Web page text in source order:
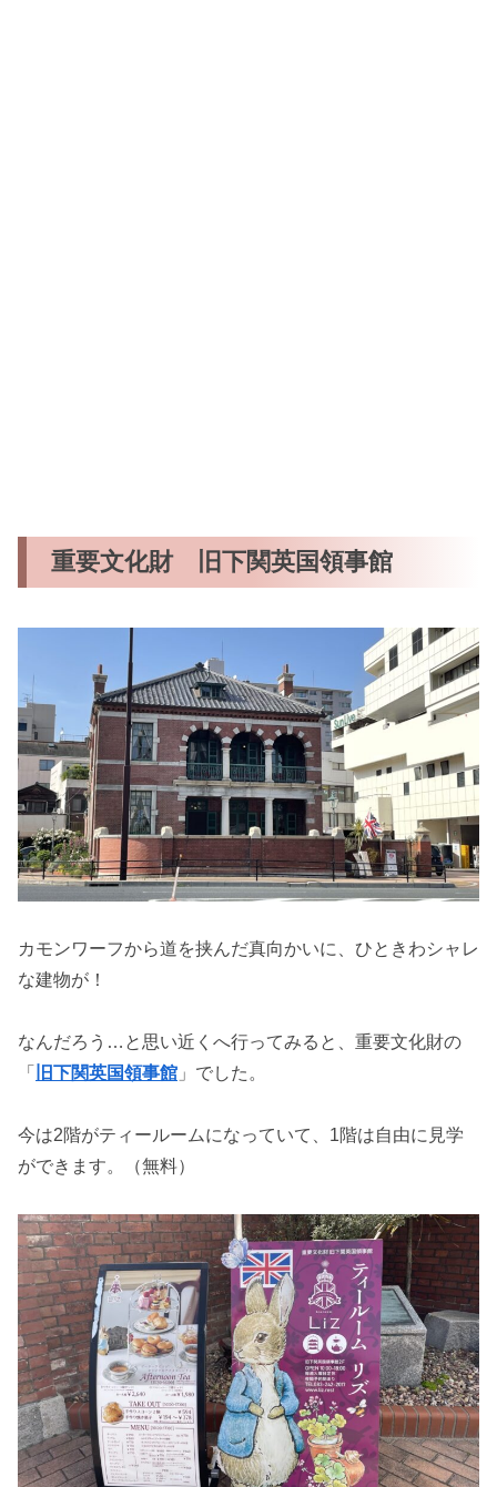
重要文化財 旧下関英国領事館
カモンワーフから道を挟んだ真向かいに、ひときわシャレ
な建物が！
なんだろう…と思い近くへ行ってみると、重要文化財の
「
旧下関英国領事館 」でした。
今は2階がティールームになっていて、1階は自由に見学
ができます。（無料）